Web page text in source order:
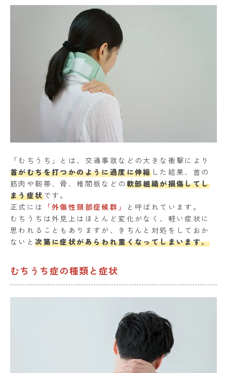
「むちうち」とは、交通事故などの大きな衝撃により
首がむちを打つかのように過度に伸縮した結果、首の
筋肉や靭帯、骨、椎間板などの 軟部組織が損傷してし
まう症状です。
正式には
「外傷性頸部症候群」
と呼ばれています。
むちうちは外見上はほとんど変化がなく、軽い症状に
思われることもありますが、きちんと対処をしておか
ないと次第に症状があらわれ重くなってしまいます。
むちうち症の種類と症状